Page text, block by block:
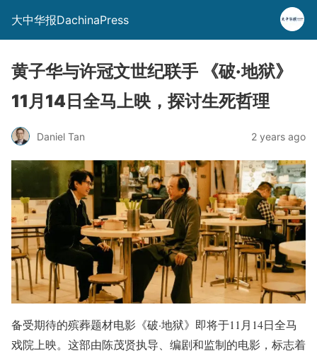
大中华报DachinaPress
黄子华与许冠文世纪联手 《破·地狱》
11月14日全马上映，探讨生死哲理
Daniel Tan 2 years ago
备受期待的殡葬题材电影《破·地狱》即将于11月14日全马
戏院上映。这部由陈茂贤执导、编剧和监制的电影，标志着